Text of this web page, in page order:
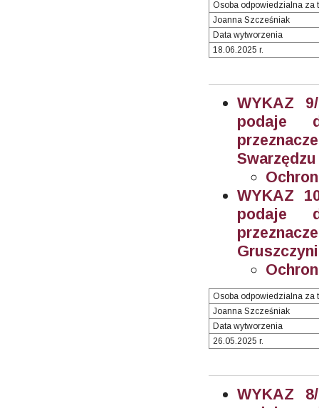
Osoba odpowiedzialna za
Joanna Szcześniak
Data wytworzenia
18.06.2025 r.
WYKAZ
podaje
WYKAZ
podaje
Osoba odpowiedzialna za
Joanna Szcześniak
Data wytworzenia
26.05.2025 r.
WYKAZ